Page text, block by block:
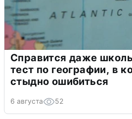
Справится даже
тест по географии, в
стыдно ошибиться
6 августа 52